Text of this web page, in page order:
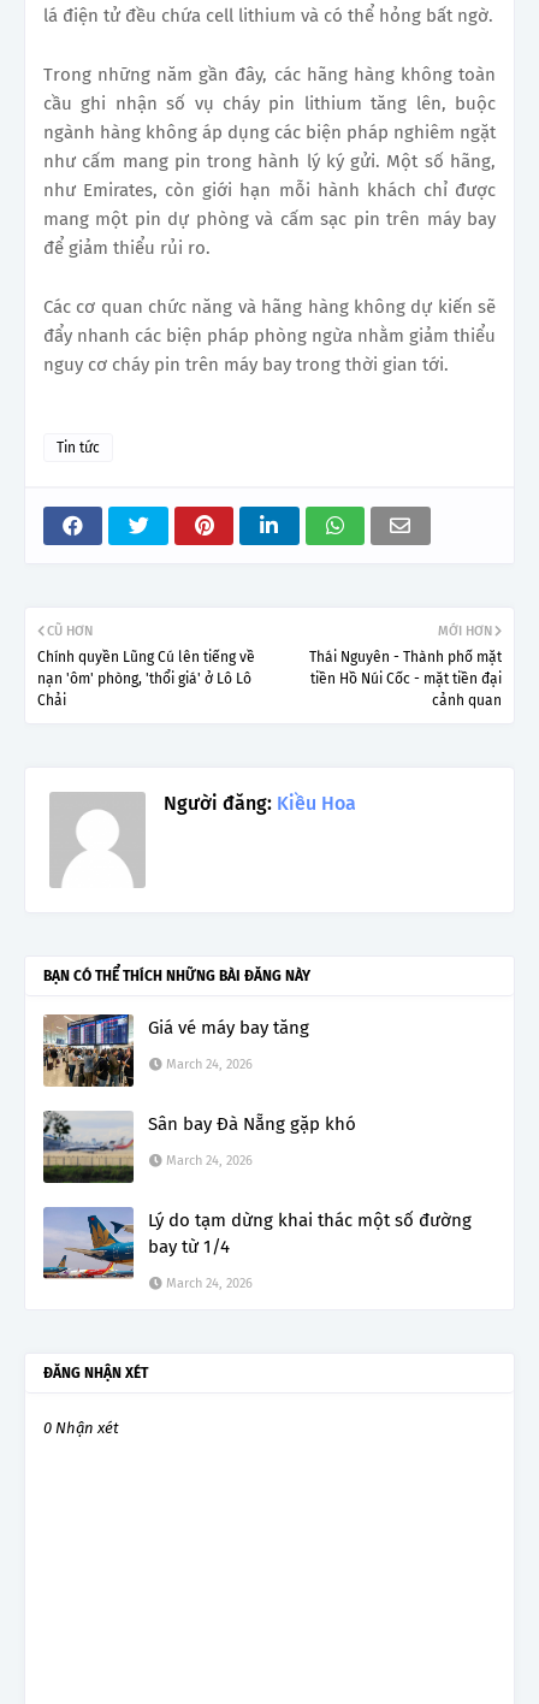
lá điện tử đều chứa cell lithium và có thể hỏng bất ngờ.
Trong những năm gần đây, các hãng hàng không toàn
cầu ghi nhận số vụ cháy pin lithium tăng lên, buộc
ngành hàng không áp dụng các biện pháp nghiêm ngặt
như cấm mang pin trong hành lý ký gửi. Một số hãng,
như Emirates, còn giới hạn mỗi hành khách chỉ được
mang một pin dự phòng và cấm sạc pin trên máy bay
để giảm thiểu rủi ro.
Các cơ quan chức năng và hãng hàng không dự kiến sẽ
đẩy nhanh các biện pháp phòng ngừa nhằm giảm thiểu
nguy cơ cháy pin trên máy bay trong thời gian tới.
Tin tức
MỚI HƠN
Thái Nguyên - Thành phố mặt
tiền Hồ Núi Cốc - mặt tiền đại
cảnh quan
CŨ HƠN
Chính quyền Lũng Cú lên tiếng về
nạn 'ôm' phòng, 'thổi giá' ở Lô Lô
Chải
Người đăng: Kiều Hoa
BẠN CÓ THỂ THÍCH NHỮNG BÀI ĐĂNG NÀY
Giá vé máy bay tăng
March 24, 2026
Sân bay Đà Nẵng gặp khó
March 24, 2026
Lý do tạm dừng khai thác một số đường
bay từ 1/4
March 24, 2026
ĐĂNG NHẬN XÉT
0 Nhận xét